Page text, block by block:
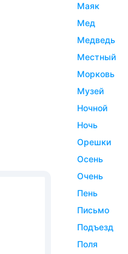
маяк
мед
медведь
местный
морковь
музей
ночной
ночь
орешки
осень
очень
пень
письмо
подъезд
поля